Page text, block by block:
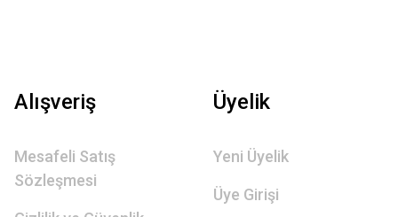
Alışveriş
Mesafeli Satış
Sözleşmesi
Üyelik
Yeni Üyelik
Üye Girişi